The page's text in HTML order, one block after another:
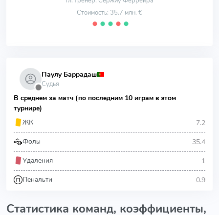
Стоимость: 35.7 млн. €
⬤ ⬤ ⬤ ⬤ ⬤
⬤
Паулу Баррадаш
Судья
В среднем за матч (по последним 10 играм в этом
турнире)
ЖК
7.2
Фолы 35.4
Удаления 1
Пенальти 0.9
Статистика команд, коэффициенты,